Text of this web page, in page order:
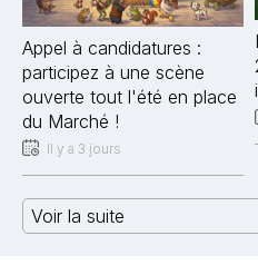
Appel à candidatures :
participez à une scène
ouverte tout l'été en place
du Marché !
Il y a 3 jours
Voir la suite